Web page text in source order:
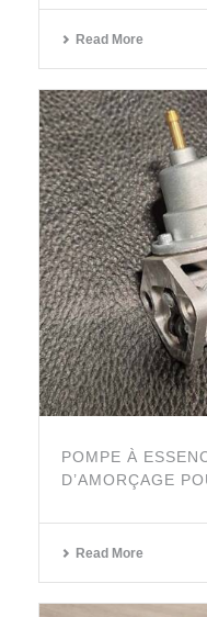
Read More
POMPE À
D’AMORÇAGE
Read More